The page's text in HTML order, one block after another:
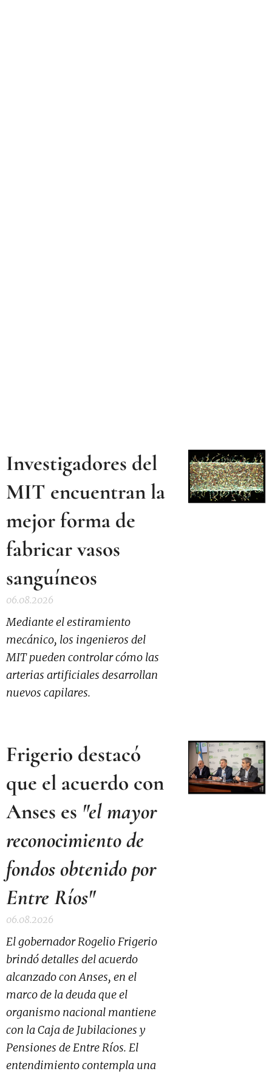
Investigadores del
MIT encuentran la
mejor forma de
fabricar vasos
sanguíneos
06.08.2026
Mediante el estiramiento
mecánico, los ingenieros del
MIT pueden controlar cómo las
arterias artificiales desarrollan
nuevos capilares.
Frigerio destacó
que el acuerdo con
Anses es "el mayor
reconocimiento de
fondos obtenido por
Entre Ríos"
06.08.2026
El gobernador Rogelio Frigerio
brindó detalles del acuerdo
alcanzado con Anses, en el
marco de la deuda que el
organismo nacional mantiene
con la Caja de Jubilaciones y
Pensiones de Entre Ríos. El
entendimiento contempla una